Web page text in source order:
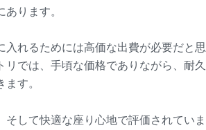
ります。
れるためには高価な出費が必要だと思
では、手頃な価格でありながら、耐久
す。
して快適な座り心地で評価されていま